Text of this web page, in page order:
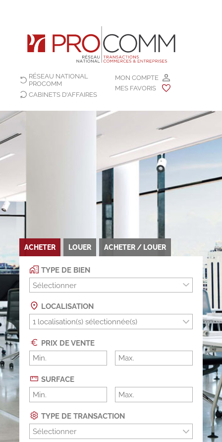
MON COMPTE
MES FAVORIS
RÉSEAU NATIONAL
PROCOMM
CABINETS D'AFFAIRES
ACHETER LOUER ACHETER / LOUER
TYPE DE BIEN
Sélectionner
LOCALISATION
PRIX DE VENTE
SURFACE
TYPE DE TRANSACTION
Sélectionner